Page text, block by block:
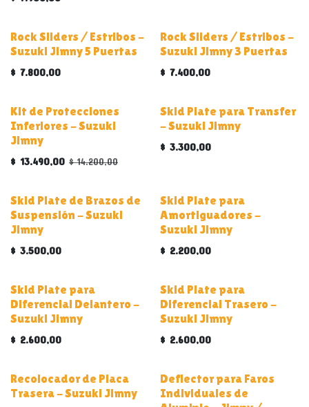
Rock Sliders / Estribos -
Suzuki Jimny 5 Puertas
$ 7.800,00
Rock Sliders / Estribos -
Suzuki Jimny 3 Puertas
$ 7.400,00
Kit de Protecciones
Inferiores - Suzuki
Jimny
$ 13.490,00 $14.200,00
Skid Plate para Transfer
- Suzuki Jimny
$ 3.300,00
Skid Plate de Brazos de
Suspensión - Suzuki
Jimny
$ 3.500,00
Skid Plate para
Amortiguadores -
Suzuki Jimny
$ 2.200,00
Skid Plate para
Diferencial Delantero -
Suzuki Jimny
$ 2.600,00
Skid Plate para
Diferencial Trasero -
Suzuki Jimny
$ 2.600,00
Recolocador de Placa
Trasera - Suzuki Jimny
ALUMINIO
Deflector para Faros
Individuales de